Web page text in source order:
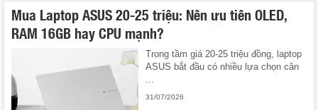
Mua Laptop ASUS 20-25 triệu: Nên ưu tiên OLED,
RAM 16GB hay CPU mạnh?
Trong tầm giá 20-25 triệu đồng, laptop
ASUS bắt đầu có nhiều lựa chọn cân
31/07/2026